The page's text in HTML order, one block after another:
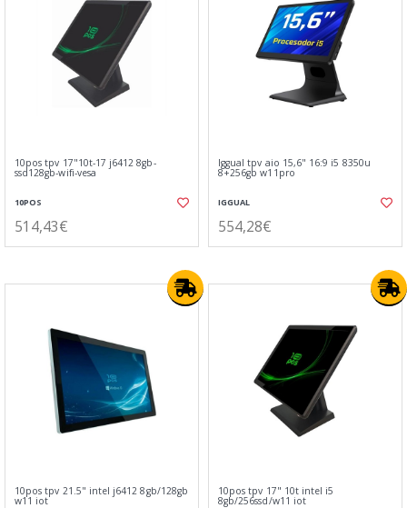
10pos tpv 17"10t-17 j6412 8gb-
ssd128gb-wifi-vesa
10POS
514,43€
Iggual tpv aio 15,6" 16:9 i5 8350u
8+256gb w11pro
IGGUAL
554,28€
10pos tpv 21.5" intel j6412 8gb/128gb
w11 iot
10pos tpv 17" 10t intel i5
8gb/256ssd/w11 iot